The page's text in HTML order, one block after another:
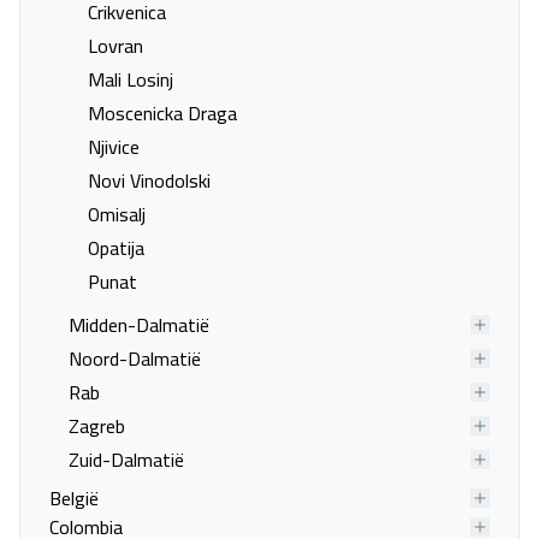
België
Colombia
Crikvenica
Lovran
Mali Losinj
Moscenicka Draga
Njivice
Novi Vinodolski
Omisalj
Opatija
Punat
Midden-Dalmatië
Noord-Dalmatië
Rab
Zagreb
Zuid-Dalmatië
Last minute naar Duće
Last minute naar Makarska
Last minute naar Seget
Last minute naar Trogir
Last minute naar Zivogosce
Last minute naar Bozava
Last minute naar Otok
Obonjan
Last minute naar Petrcane
Last minute naar Primosten
Last minute naar Sibenik
Last minute naar Starigrad
Paklenica
Last minute naar Sv.Jakov i
Last minute naar Tisno